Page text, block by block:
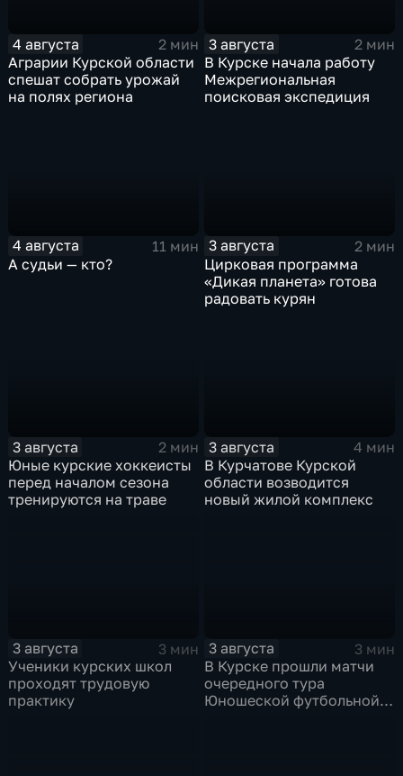
4 августа
2 мин
Аграрии Курской области
спешат собрать урожай
на полях региона
3 августа
2 мин
В Курске начала работу
Межрегиональная
поисковая экспедиция
4 августа
11 мин
А судьи — кто?
3 августа
2 мин
Цирковая программа
«Дикая планета» готова
радовать курян
3 августа
2 мин
Юные курские хоккеисты
перед началом сезона
тренируются на траве
3 августа
4 мин
В Курчатове Курской
области возводится
новый жилой комплекс
3 августа
3 мин
Ученики курских школ
проходят трудовую
практику
3 августа
3 мин
В Курске прошли матчи
очередного тура
Юношеской футбольной